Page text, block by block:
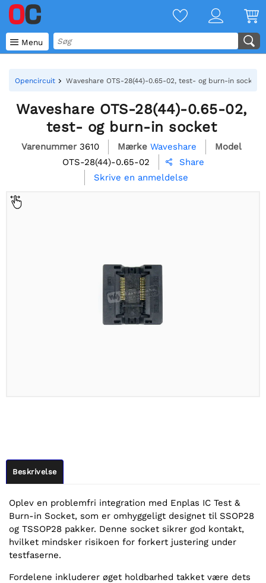
 Menu
Opencircuit Waveshare OTS-28(44)-0.65-02, test- og burn-in socket
Waveshare OTS-28(44)-0.65-02,
test- og burn-in socket
Varenummer 3610 Mærke Waveshare
Model
OTS-28(44)-0.65-02

Share
Skrive en anmeldelse
Beskrivelse
Oplev en problemfri integration med Enplas IC Test &
Burn-in Socket, som er omhyggeligt designet til SSOP28
og TSSOP28 pakker. Denne socket sikrer god kontakt,
hvilket mindsker risikoen for forkert justering under
testfaserne.
Fordelene inkluderer øget holdbarhed takket være dets